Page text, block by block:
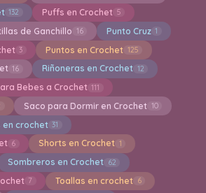
132 Puffs en Crochet 5
de Ganchillo 16 Punto Cruz 1
3 Puntos en Crochet 125
16 Riñoneras en Crochet 12
Bebes a Crochet 111
Saco para Dormir en Crochet 10
en crochet 31
6 Shorts en Crochet 1
Sombreros en Crochet 62
7 Toallas en crochet 6